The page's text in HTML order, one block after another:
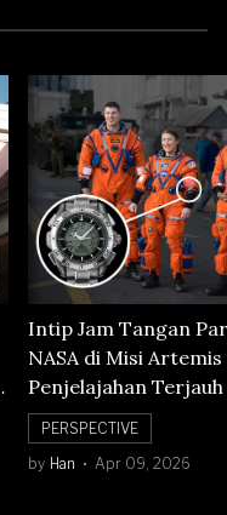
Intip Jam Tangan
NASA di Misi
Penjelajahan
Orbit Bulan
PERSPECTIVE
by Han Apr 09, 2026